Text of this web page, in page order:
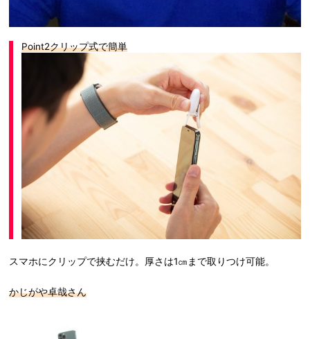
Point2クリップ式で簡単
スマホにクリップで挟むだけ。厚さは1㎝まで取りつけ可能。
かじがや卓哉さん